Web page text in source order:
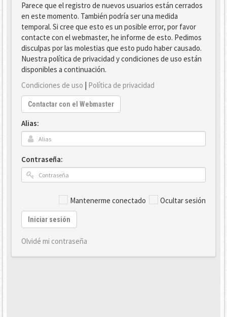
Parece que el registro de nuevos usuarios están cerrados
en este momento. También podría ser una medida
temporal. Si cree que esto es un posible error, por favor
contacte con el webmaster, he informe de esto. Pedimos
disculpas por las molestias que esto pudo haber causado.
Nuestra política de privacidad y condiciones de uso están
disponibles a continuación.
Condiciones de uso | Política de privacidad
Contactar con el Webmaster
Alias:
Contraseña:
Mantenerme conectado Ocultar sesión
Iniciar sesión
Olvidé mi contraseña